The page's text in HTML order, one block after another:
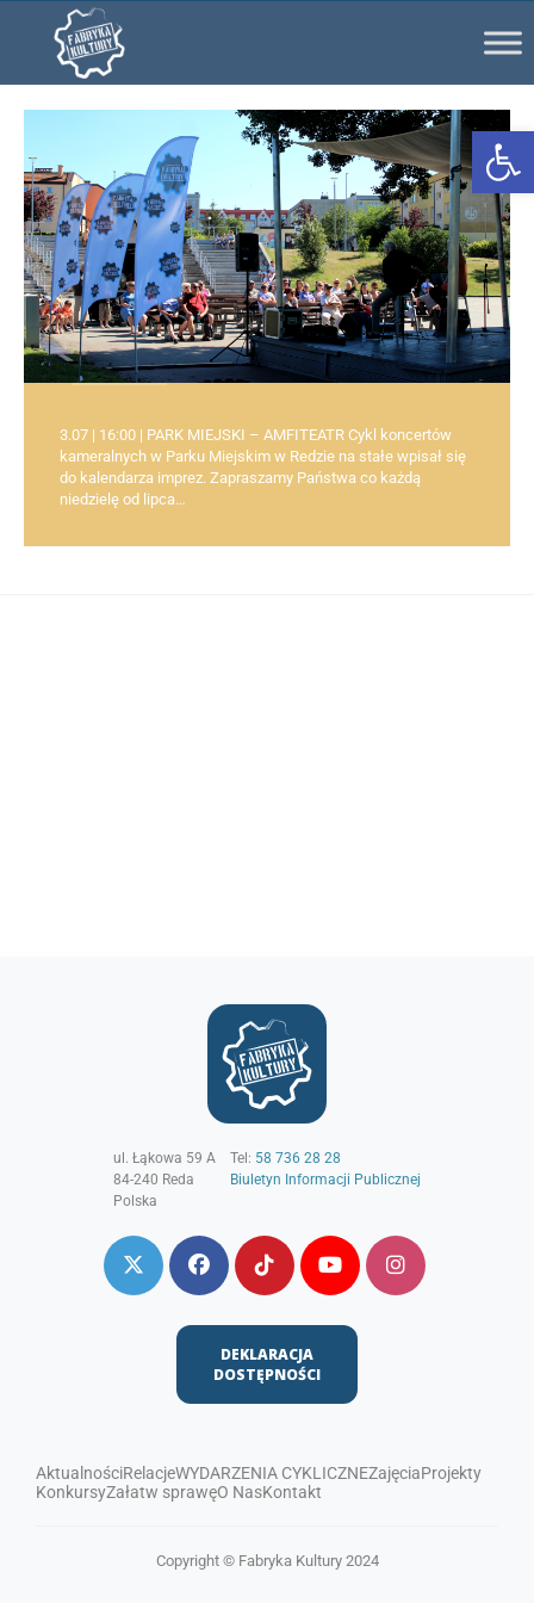
3.07 | 16:00 | PARK MIEJSKI – AMFITEATR Cykl koncertów
kameralnych w Parku Miejskim w Redzie na stałe wpisał się
do kalendarza imprez. Zapraszamy Państwa co każdą
niedzielę od lipca…
ul. Łąkowa 59 A
84-240 Reda
Polska
Tel: 58 736 28 28
Biuletyn Informacji Publicznej
DEKLARACJA
DOSTĘPNOŚCI
AktualnościRelacjeWYDARZENIA CYKLICZNEZajęciaProjekty
KonkursyZałatw sprawęO NasKontakt
Copyright © Fabryka Kultury 2024